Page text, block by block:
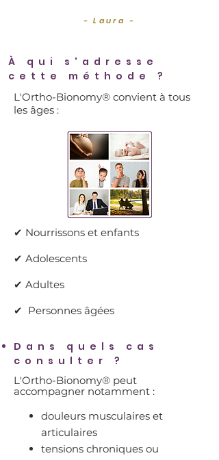
- Laura -
​À qui s'adresse
cette méthode ?
L'Ortho-Bionomy® convient à tous
les âges :
​​✔ Nourrissons et enfants
✔ Adolescents
​​✔ Adultes
✔ Personnes âgées
Dans quels cas
consulter ?
L'Ortho-Bionomy® peut
accompagner notamment :
douleurs musculaires et
articulaires
⁠tensions chroniques ou